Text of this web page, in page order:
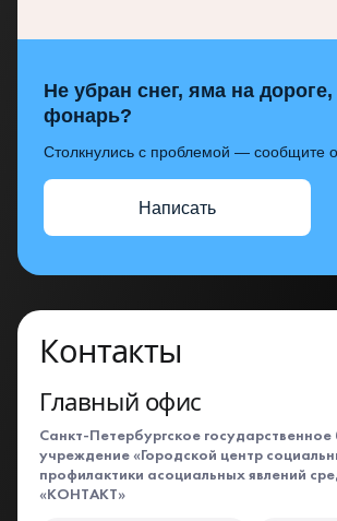
Не убран снег, яма на дороге,
фонарь?
Столкнулись с проблемой — сообщите
Написать
Контакты
Главный офис
Санкт-Петербургское
учреждение «Городской центр
профилактики асоциальных явлений
«КОНТАКТ»